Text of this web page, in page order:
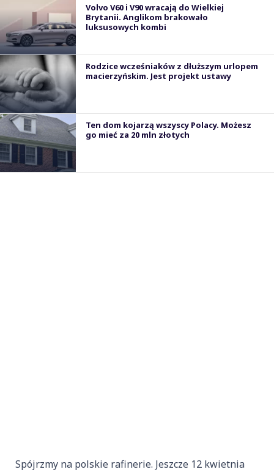
Volvo V60 i V90 wracają do Wielkiej
Brytanii. Anglikom brakowało
luksusowych kombi
Rodzice wcześniaków z dłuższym urlopem
macierzyńskim. Jest projekt ustawy
Ten dom kojarzą wszyscy Polacy. Możesz
go mieć za 20 mln złotych
Spójrzmy na polskie rafinerie. Jeszcze 12 kwietnia